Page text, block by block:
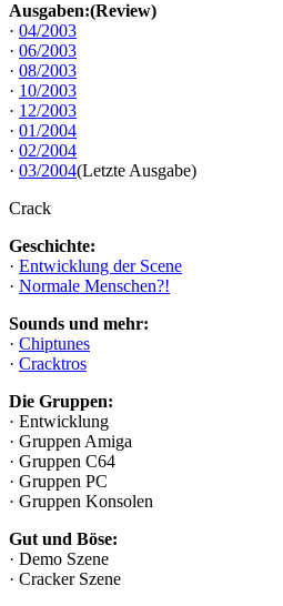
Ausgaben:(Review)
· 04/2003
· 06/2003
· 08/2003
· 10/2003
· 12/2003
· 01/2004
· 02/2004
· 03/2004(Letzte Ausgabe)
Crack
Geschichte:
· Entwicklung der Scene
· Normale Menschen?!
Sounds und mehr:
· Chiptunes
· Cracktros
Die Gruppen:
· Entwicklung
· Gruppen Amiga
· Gruppen C64
· Gruppen PC
· Gruppen Konsolen
Gut und Böse:
· Demo Szene
· Cracker Szene